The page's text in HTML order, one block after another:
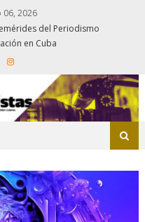
06, 2026
del Periodismo
en Cuba